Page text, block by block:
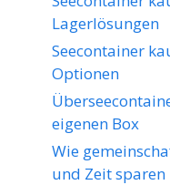
Lagerlösungen
Seecontainer
Optionen
eigenen Box
Wie
und Zeit sparen